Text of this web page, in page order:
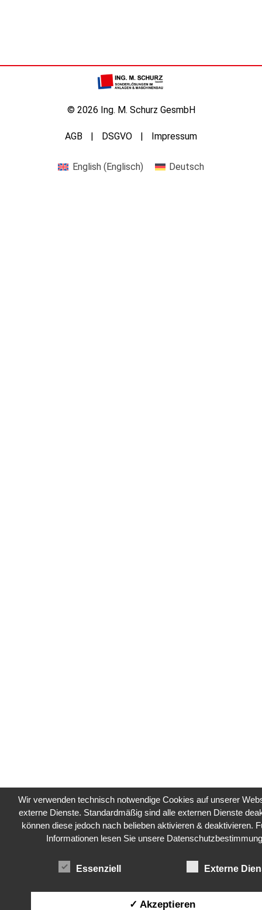
© 2026 Ing. M. Schurz GesmbH
AGB DSGVO Impressum
English(Englisch) Deutsch
Wir verwenden technisch notwendige Cookies auf unserer
externe Dienste. Standardmäßig sind alle externen Dienste
können diese jedoch nach belieben aktivieren & deaktivieren.
Informationen lesen Sie unsere
Essenziell Externe
✓ Akzeptieren